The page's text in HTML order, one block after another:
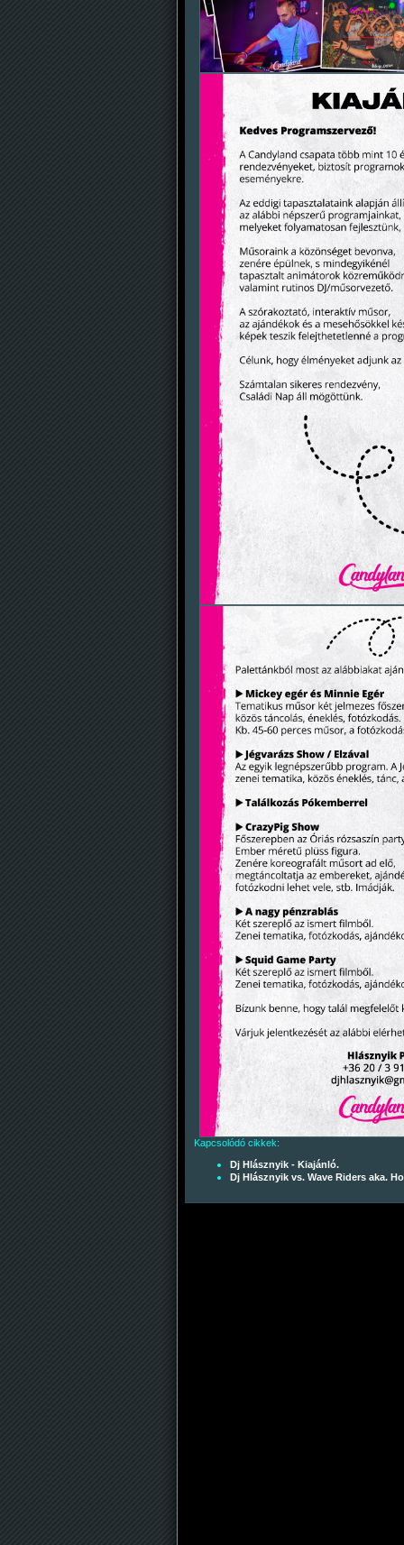
Kapcsolódó cikkek:
Dj Hlásznyik - Kiajánló.
Dj Hlásznyik vs. Wave Riders aka.